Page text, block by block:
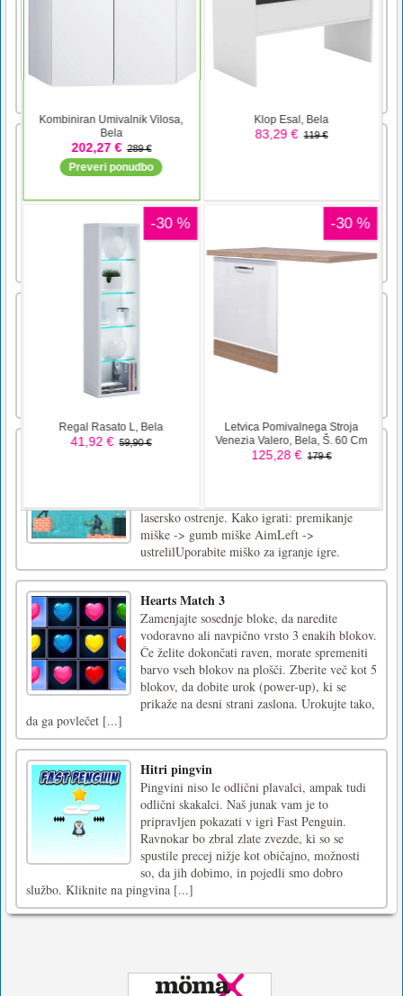
Dnevno 3 različne igre Mahjong: Mahjong
Battle Hero
Igrajmo lepo obrambno igro! V igri vašega
strelca napadajo drugi sovražniki. Zaščititi
morate svojega strelca! Poskusite uničiti čim
več sovražnikov. Zberite več kovancev, da
nadgradite svoje orožje. Vso
srečo!Upravljanje igralca z miško in levim
klikom za streljanje in uničenje [...]
voditi do končnega cilja tako, da zanj kopljete
pot. Izplenite čim več predmetov in bodite
Gospod Shooter
Igra ima 80 stopenj. Uporabite svoje možgane
lasersko ostrenje. Kako igrati: premikanje
miške -> gumb miške AimLeft ->
ustrelilUporabite miško za igranje igre.
Hearts Match 3
Zamenjajte sosednje bloke, da naredite
vodoravno ali navpično vrsto 3 enakih blokov.
Če želite dokončati raven, morate spremeniti
barvo vseh blokov na plošči. Zberite več kot 5
blokov, da dobite urok (power-up), ki se
prikaže na desni strani zaslona. Urokujte tako,
da ga povlečet [...]
Hitri pingvin
Pingvini niso le odlični plavalci, ampak tudi
odlični skakalci. Naš junak vam je to
pripravljen pokazati v igri Fast Penguin.
Ravnokar bo zbral zlate zvezde, ki so se
spustile precej nižje kot običajno, možnosti
so, da jih dobimo, in pojedli smo dobro
službo. Kliknite na pingvina [...]